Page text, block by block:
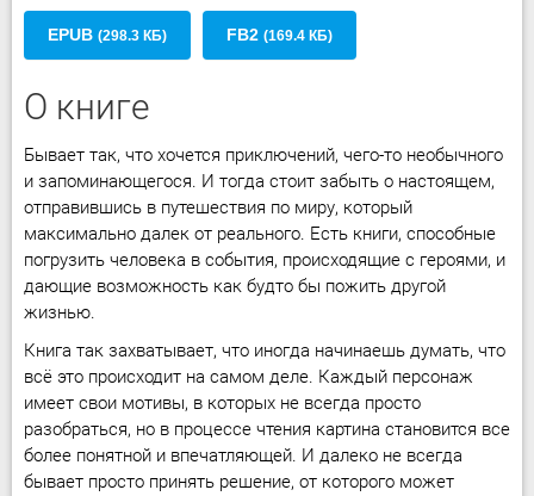
EPUB (298.3 КБ) FB2 (169.4 КБ)
О книге
Бывает так, что хочется приключений, чего-то необычного
и запоминающегося. И тогда стоит забыть о настоящем,
отправившись в путешествия по миру, который
максимально далек от реального. Есть книги, способные
погрузить человека в события, происходящие с героями, и
дающие возможность как будто бы пожить другой
жизнью.
Книга так захватывает, что иногда начинаешь думать, что
всё это происходит на самом деле. Каждый персонаж
имеет свои мотивы, в которых не всегда просто
разобраться, но в процессе чтения картина становится все
более понятной и впечатляющей. И далеко не всегда
бывает просто принять решение, от которого может